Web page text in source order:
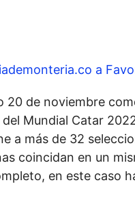
a
20 de noviembre
Mundial Catar
a más de 32
coincidan en un
en este caso